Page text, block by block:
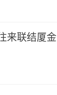
来联结厦金